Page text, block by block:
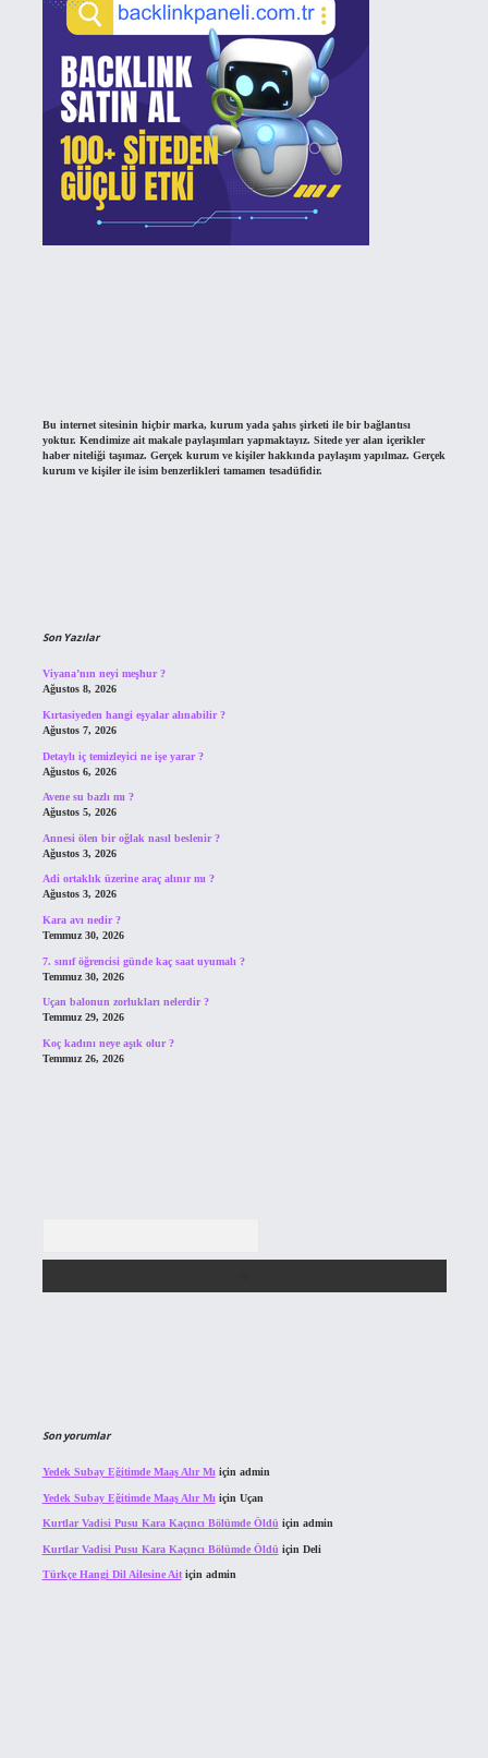
Bu internet sitesinin hiçbir marka, kurum yada şahıs şirketi ile bir bağlantısı
yoktur. Kendimize ait makale paylaşımları yapmaktayız. Sitede yer alan içerikler
haber niteliği taşımaz. Gerçek kurum ve kişiler hakkında paylaşım yapılmaz. Gerçek
kurum ve kişiler ile isim benzerlikleri tamamen tesadüfidir.
Son Yazılar
Viyana’nın neyi meşhur ?
Ağustos 8, 2026
Kırtasiyeden hangi eşyalar alınabilir ?
Ağustos 7, 2026
Detaylı iç temizleyici ne işe yarar ?
Ağustos 6, 2026
Avene su bazlı mı ?
Ağustos 5, 2026
Annesi ölen bir oğlak nasıl beslenir ?
Ağustos 3, 2026
Adi ortaklık üzerine araç alınır mı ?
Ağustos 3, 2026
Kara avı nedir ?
Temmuz 30, 2026
7. sınıf öğrencisi günde kaç saat uyumalı ?
Temmuz 30, 2026
Uçan balonun zorlukları nelerdir ?
Temmuz 29, 2026
Koç kadını neye aşık olur ?
Temmuz 26, 2026
Son yorumlar
Yedek Subay Eğitimde Maaş Alır Mı için admin
Yedek Subay Eğitimde Maaş Alır Mı için Uçan
Kurtlar Vadisi Pusu Kara Kaçıncı Bölümde Öldü için admin
Kurtlar Vadisi Pusu Kara Kaçıncı Bölümde Öldü için Deli
Türkçe Hangi Dil Ailesine Aitiçin admin